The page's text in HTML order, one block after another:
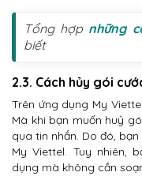
Tổng hợp những
biết
2.3. Cách hủy gói
Trên ứng dụng My
Mà khi bạn muốn huỷ
qua tin nhắn. Do đó,
My Viettel. Tuy nhiên,
dụng mà không cần